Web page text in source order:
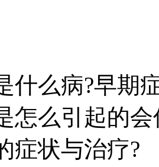
什么病?早期
怎么引起的
症状与治疗?